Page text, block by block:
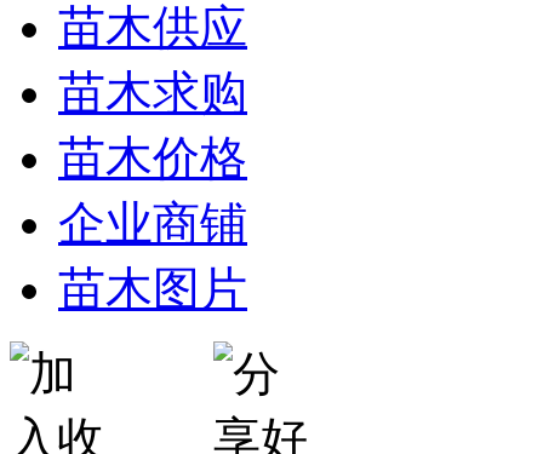
苗木供应
苗木求购
苗木价格
企业商铺
苗木图片